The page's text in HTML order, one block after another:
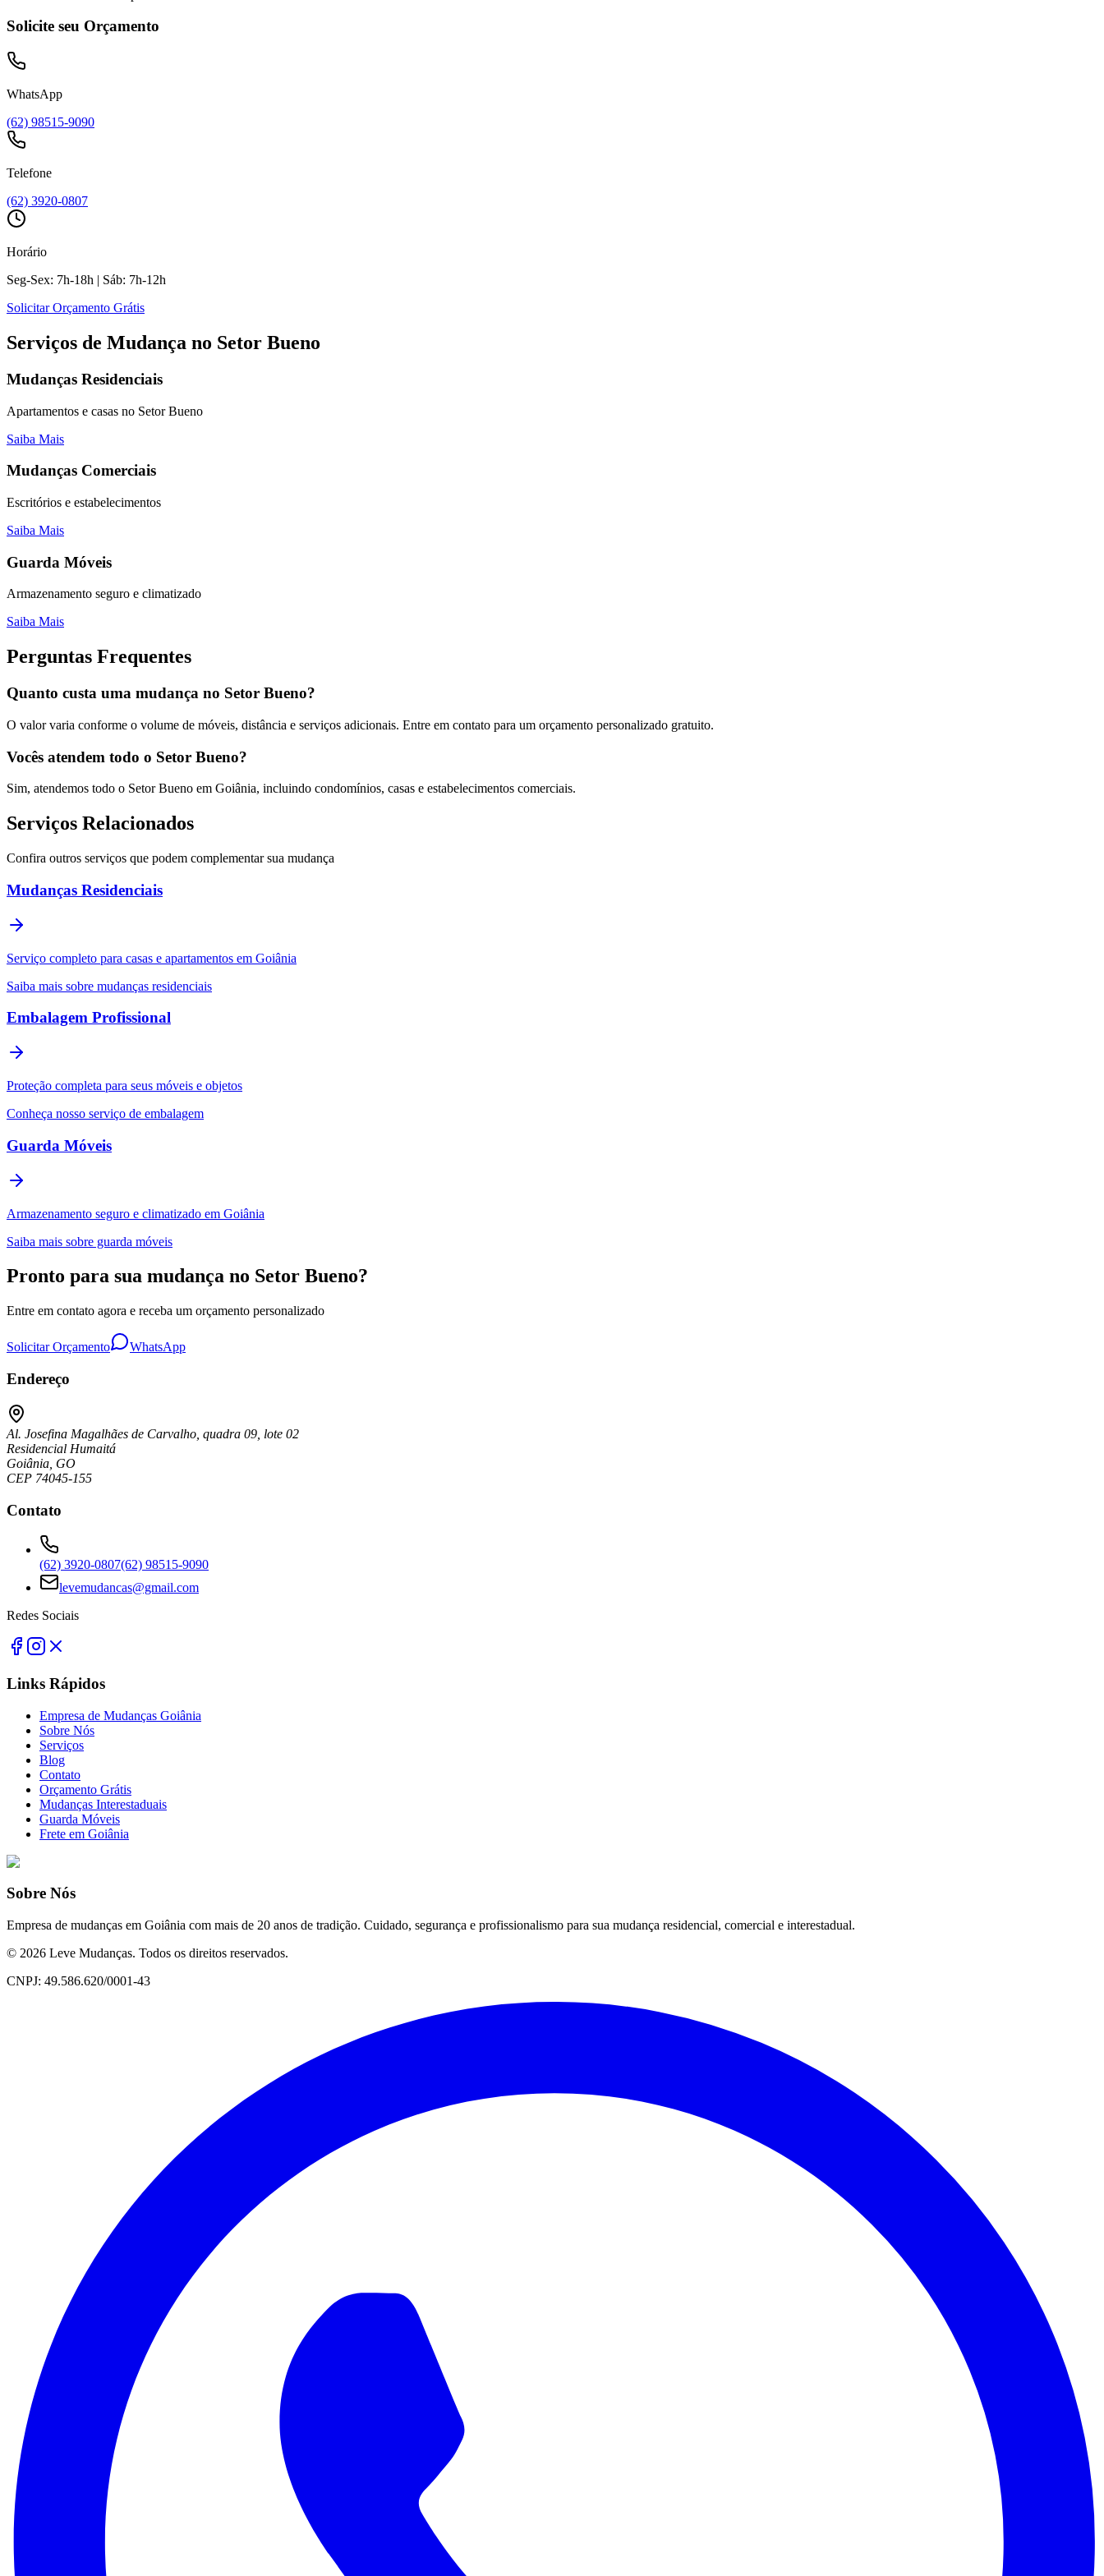
Solicite seu Orçamento
WhatsApp
(62) 98515-9090
Telefone
(62) 3920-0807
Horário
Seg-Sex: 7h-18h | Sáb: 7h-12h
Solicitar Orçamento Grátis
Serviços de Mudança no Setor Bueno
Mudanças Residenciais
Apartamentos e casas no Setor Bueno
Saiba Mais
Mudanças Comerciais
Escritórios e estabelecimentos
Saiba Mais
Guarda Móveis
Armazenamento seguro e climatizado
Saiba Mais
Perguntas Frequentes
Quanto custa uma mudança no Setor Bueno?
O valor varia conforme o volume de móveis, distância e serviços adicionais. Entre em contato para um orçamento personalizado gratuito.
Vocês atendem todo o Setor Bueno?
Sim, atendemos todo o Setor Bueno em Goiânia, incluindo condomínios, casas e estabelecimentos comerciais.
Serviços Relacionados
Confira outros serviços que podem complementar sua mudança
Mudanças Residenciais
Serviço completo para casas e apartamentos em Goiânia
Saiba mais sobre mudanças residenciais
Embalagem Profissional
Proteção completa para seus móveis e objetos
Conheça nosso serviço de embalagem
Guarda Móveis
Armazenamento seguro e climatizado em Goiânia
Saiba mais sobre guarda móveis
Pronto para sua mudança no Setor Bueno?
Entre em contato agora e receba um orçamento personalizado
Solicitar Orçamento WhatsApp
Endereço
Al. Josefina Magalhães de Carvalho, quadra 09, lote 02
Residencial Humaitá
Goiânia, GO
CEP 74045-155
Contato
(62) 3920-0807(62) 98515-9090
levemudancas@gmail.com
Redes Sociais
Links Rápidos
Empresa de Mudanças Goiânia
Sobre Nós
Serviços
Blog
Contato
Orçamento Grátis
Mudanças Interestaduais
Guarda Móveis
Frete em Goiânia
Sobre Nós
Empresa de mudanças em Goiânia com mais de 20 anos de tradição. Cuidado, segurança e profissionalismo para sua mudança residencial, comercial e interestadual.
© 2026 Leve Mudanças. Todos os direitos reservados.
CNPJ: 49.586.620/0001-43